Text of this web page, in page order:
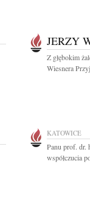
JERZY
Z głębokim
Wiesnera
KATOWICE
Panu prof. dr.
współczucia